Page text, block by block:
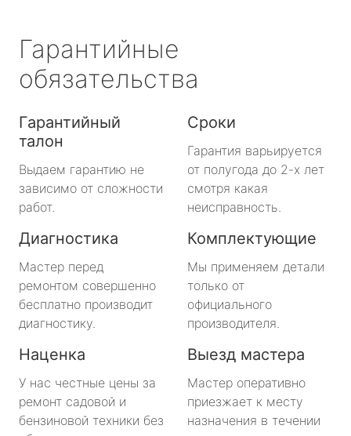
Гарантийные
обязательства
Гарантийный
талон
Выдаем гарантию не
зависимо от сложности
работ.
Сроки
Гарантия варьируется
от полугода до 2-х лет
смотря какая
неисправность.
Диагностика
Мастер перед
ремонтом совершенно
бесплатно производит
диагностику.
Комплектующие
Мы применяем детали
только от
официального
производителя.
Наценка
У нас честные цены за
ремонт садовой и
бензиновой техники без
Выезд мастера
Мастер оперативно
приезжает к месту
назначения в течении